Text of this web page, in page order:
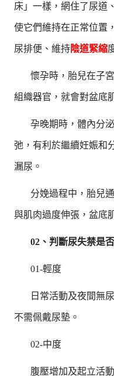
床」一樣，網住了尿道
使它們維持在正常位置
尿排便、維持陰道緊縮
懷孕時，胎兒在子
組織器官，就會對盆底
孕晚期時，體內分
弛，有利於繼續妊娠和
漏尿。
分娩過程中，胎兒
與肌肉過度伸張，盆底
02、判斷尿失禁是
01-輕度
日常活動及夜間無
不需佩戴尿墊。
02-中度
腹壓增加及起立活